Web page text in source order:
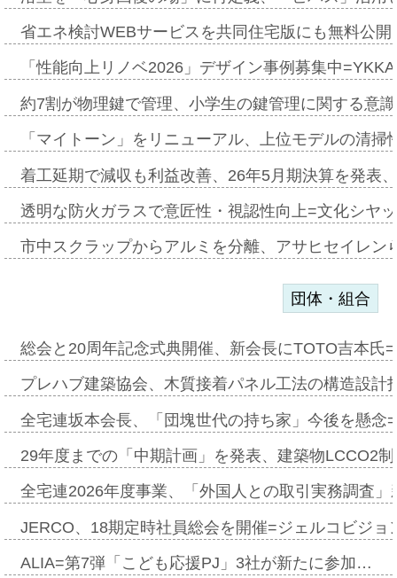
省エネ検討WEBサービスを共同住宅版にも無料公
「性能向上リノベ2026」デザイン事例募集中
約7割が物理鍵で管理、小学生の鍵管理に関する意
「マイトーン」をリニューアル、上位モデルの清
着工延期で減収も利益改善、26年5月期決算を発表
透明な防火ガラスで意匠性・視認性向上=文化シヤ
市中スクラップからアルミを分離、アサヒセイレ
団体・組合
総会と20周年記念式典開催、新会長にTOTO吉本氏
プレハブ建築協会、木質接着パネル工法の構造設
全宅連坂本会長、「団塊世代の持ち家」今後を懸
29年度までの「中期計画」を発表、建築物LCCO2
全宅連2026年度事業、「外国人との取引実務調査
JERCO、18期定時社員総会を開催=ジェルコビジ
ALIA=第7弾「こども応援PJ」3社が新たに参加…